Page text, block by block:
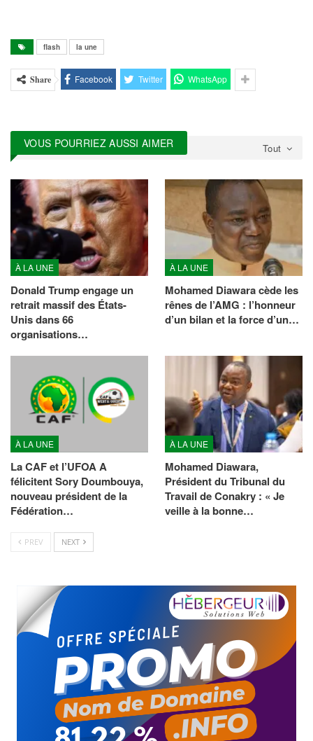
flash la une
Share Facebook Twitter WhatsApp
Tout
VOUS POURRIEZ AUSSI AIMER
À LA UNE
Donald Trump engage un
retrait massif des États-
Unis dans 66
organisations…
À LA UNE
Mohamed Diawara cède les
rênes de l’AMG : l’honneur
d’un bilan et la force d’un…
À LA UNE
La CAF et l’UFOA A
félicitent Sory Doumbouya,
nouveau président de la
Fédération…
À LA UNE
Mohamed Diawara,
Président du Tribunal du
Travail de Conakry : « Je
veille à la bonne…
PREV NEXT